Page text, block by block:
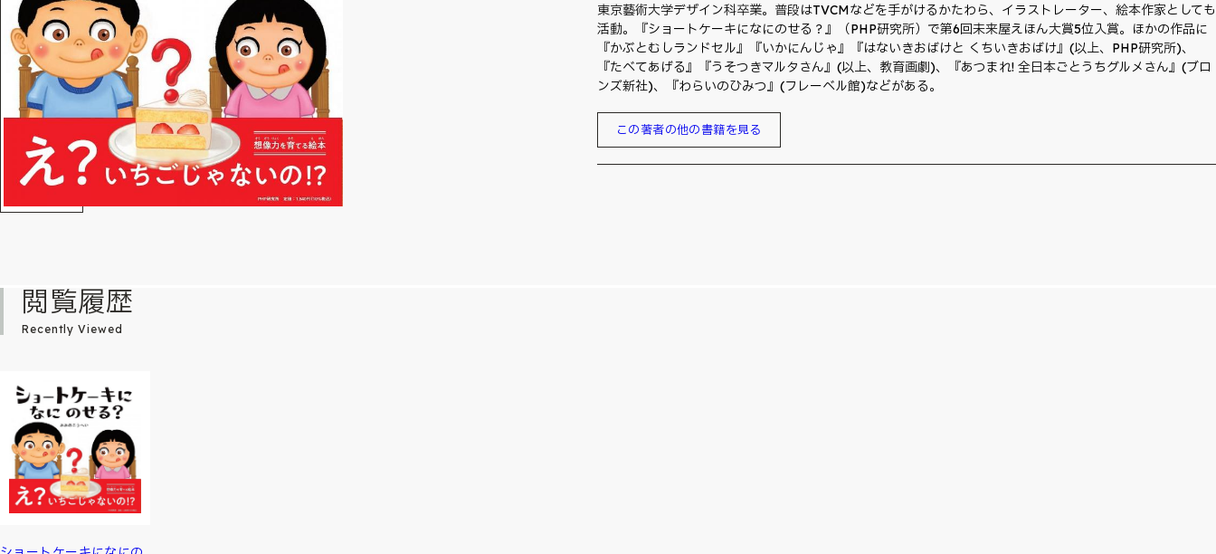
東京藝術大学デザイン科卒業。普段はTVCMなどを手がけるかたわら、イラストレーター、絵本作家としても
活動。『ショートケーキになにのせる？』（PHP研究所）で第6回未来屋えほん大賞5位入賞。ほかの作品に
『かぶとむしランドセル』『いかにんじゃ』『はないきおばけと くちいきおばけ』(以上、PHP研究所)、
『たべてあげる』『うそつきマルタさん』(以上、教育画劇)、『あつまれ! 全日本ごとうちグルメさん』(ブロ
ンズ新社)、『わらいのひみつ』(フレーベル館)などがある。
この著者の他の書籍を見る
閲覧履歴
Recently Viewed